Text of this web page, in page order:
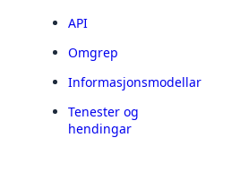
API
Omgrep
Informasjonsmodellar
Tenester og
hendingar